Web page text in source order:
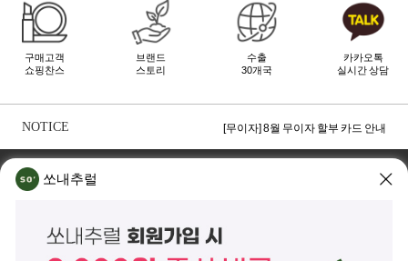
구매고객
쇼핑찬스
브랜드
스토리
수출
30개국
카카오톡
실시간 상담
NOTICE
[무이자] 8월 무이자 할부 카드 안내
쏘내추럴 소개
사업자등록번호 261-81-21889
통신판매업신고 제2014-서울강남-03442호
제품/배송 문의help@sonatural.co.kr
쏘내추럴